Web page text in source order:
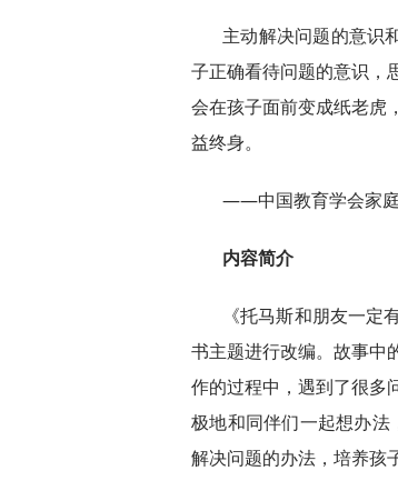
主动解决问题的意识
子正确看待问题的意识，
会在孩子面前变成纸老虎
益终身。
——中国教育学会家庭
内容简介
《托马斯和朋友一定
书主题进行改编。故事中
作的过程中，遇到了很多
极地和同伴们一起想办
解决问题的办法，培养孩